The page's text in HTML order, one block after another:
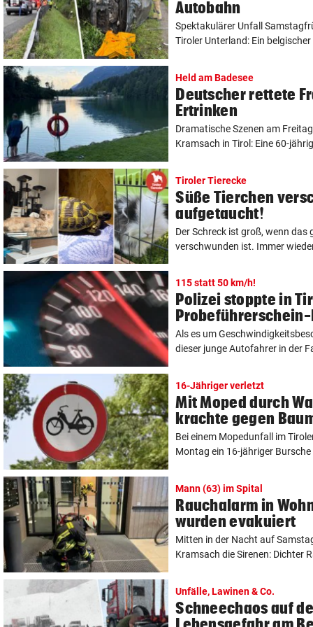
Autobahn
Spektakulärer Unfall
Tiroler Unterland: Ein
Held am Badesee
Deutscher rettete
Ertrinken
Dramatische Szenen am
Kramsach in Tirol: Eine 60-
Tiroler Tierecke
Süße Tierchen
aufgetaucht!
Der Schreck ist groß, wenn das
verschwunden ist. Immer
115 statt 50 km/h!
Polizei stoppte in
Probeführerschein-
Als es um
dieser junge Autofahrer in der
16-Jähriger verletzt
Mit Moped durch
krachte gegen
Bei einem Mopedunfall im
Montag ein 16-jähriger
Mann (63) im Spital
Rauchalarm in
wurden evakuiert
Mitten in der Nacht auf
Kramsach die Sirenen: Dichter
Unfälle, Lawinen & Co.
Schneechaos auf